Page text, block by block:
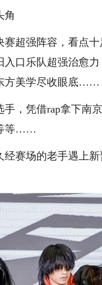
角
超强阵容，看点
口乐队超强治愈
方美学尽收眼底……
，凭借rap拿下南
等……
赛场的老手遇上